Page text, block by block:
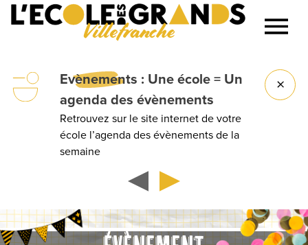
Villefranche
Lancer la recherche
: Une école = Un
des évènements
sur le site internet de votre
des évènements de la
devis !